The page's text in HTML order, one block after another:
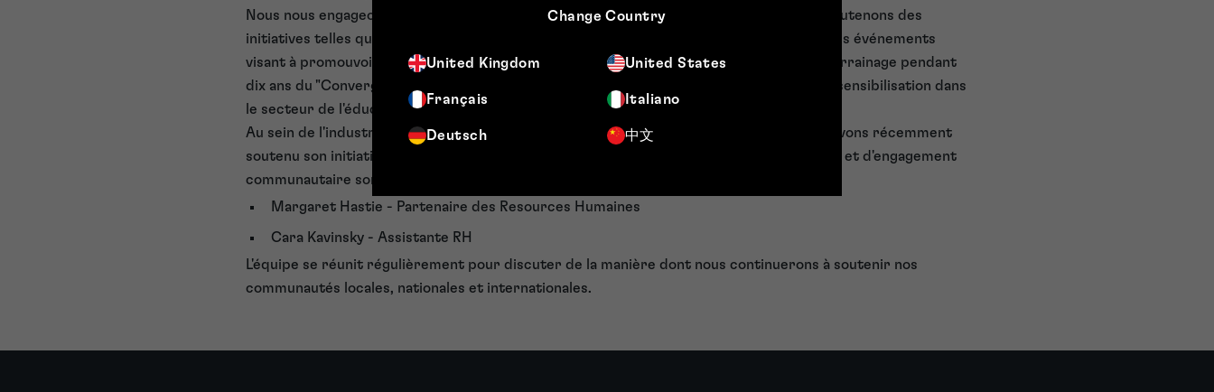
Change Country
United Kingdom United States
Français Italiano
Deutsch 中文
Nous nous engageons également auprès des étudiants lors de salons universitaires et soutenons des
initiatives telles que le Festival de la jeunesse. Nous continuons également de soutenir des événements
visant à promouvoir les sciences et les entrepreneurs en phase de démarrage. Notre parrainage pendant
dix ans du "Converge Challenge" pour les universités est un exemple de nos activités de sensibilisation dans
le secteur de l'éducation.
Au sein de l'industrie juridique, nous soutenons activement le travail de "IP Inclusive" et avons récemment
soutenu son initiative "Careers in Ideas". Les membres de notre comité de sensibilisation et d'engagement
communautaire sont les suivants :
Margaret Hastie - Partenaire des Resources Humaines
Cara Kavinsky - Assistante RH
L'équipe se réunit régulièrement pour discuter de la manière dont nous continuerons à soutenir nos
communautés locales, nationales et internationales.